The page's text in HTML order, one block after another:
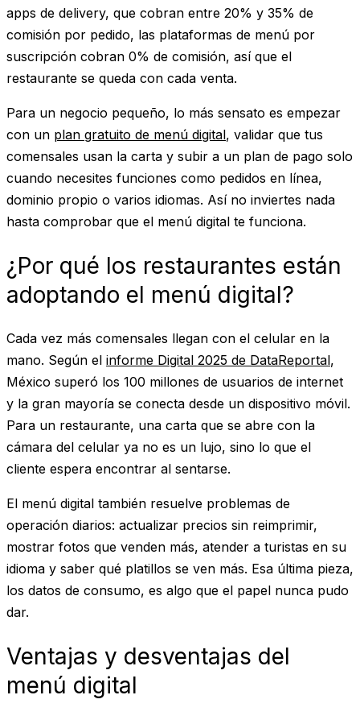
apps de delivery, que cobran entre 20% y 35% de
comisión por pedido, las plataformas de menú por
suscripción cobran 0% de comisión, así que el
restaurante se queda con cada venta.
Para un negocio pequeño, lo más sensato es empezar
con un plan gratuito de menú digital, validar que tus
comensales usan la carta y subir a un plan de pago solo
cuando necesites funciones como pedidos en línea,
dominio propio o varios idiomas. Así no inviertes nada
hasta comprobar que el menú digital te funciona.
¿Por qué los restaurantes están
adoptando el menú digital?
Cada vez más comensales llegan con el celular en la
mano. Según el informe Digital 2025 de DataReportal,
México superó los 100 millones de usuarios de internet
y la gran mayoría se conecta desde un dispositivo móvil.
Para un restaurante, una carta que se abre con la
cámara del celular ya no es un lujo, sino lo que el
cliente espera encontrar al sentarse.
El menú digital también resuelve problemas de
operación diarios: actualizar precios sin reimprimir,
mostrar fotos que venden más, atender a turistas en su
idioma y saber qué platillos se ven más. Esa última pieza,
los datos de consumo, es algo que el papel nunca pudo
dar.
Ventajas y desventajas del
menú digital